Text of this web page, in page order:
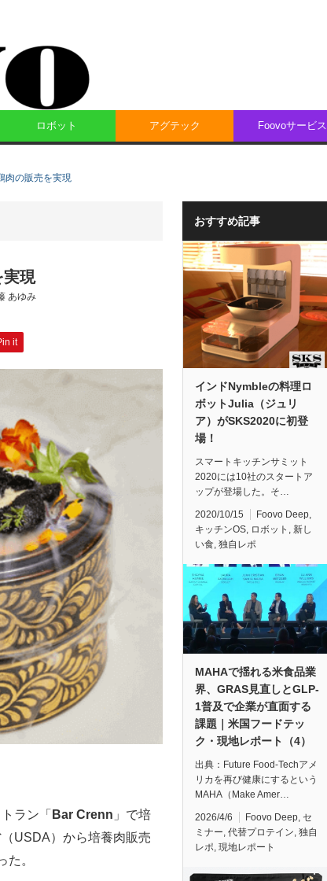
ロボット アグテック Foovoサービス
肉の販売を実現
実現
あゆみ
it
ラン「 Bar Crenn 」で培
USDA）から培養肉販売
た。
おすすめ記事
インドNymbleの料理ロ
ボットJulia（ジュリ
ア）がSKS2020に初登
場！
スマートキッチンサミット
2020には10社のスタートア
ップが登場した。そ…
2020/10/15 Foovo Deep,
キッチンOS, ロボット , 新し
い食, 独自レポ
MAHAで揺れる米食品業
界、GRAS見直しとGLP-
1普及で企業が直面する
課題｜米国フードテッ
ク・現地レポート（4）
出典：Future Food-Techアメ
リカを再び健康にするという
MAHA（Make Amer…
2026/4/6 Foovo Deep, セ
ミナー, 代替プロテイン, 独自
レポ, 現地レポート